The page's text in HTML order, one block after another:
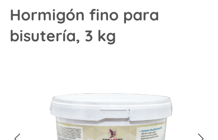
Hormigón fino para
bisutería, 3 kg